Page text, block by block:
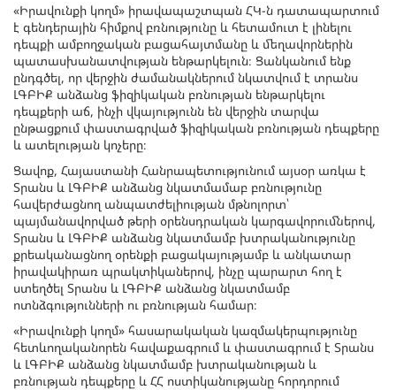
«Իրավունքի կողմ» իրավապաշտպան ՀԿ-ն դատապարտում
է գենդերային հիմքով բռնությունը և հետամուտ է լինելու
դեպքի ամբողջական բացահայտմանը և մեղավորներին
պատասխանատվության ենթարկելուն։ Ցանկանում ենք
ընդգծել, որ վերջին ժամանակներում նկատվում է տրանս
ԼԳԲԻՔ անձանց ֆիզիկական բռնության ենթարկելու
դեպքերի աճ, ինչի վկայությունն են վերջին տարվա
ընթացքում փաստագրված ֆիզիկական բռնության դեպքերը
և ատելության կոչերը։
Ցավոք, Հայաստանի Հանրապետությունում այսօր առկա է
Տրանս և ԼԳԲԻՔ անձանց նկատմամաբ բռնությունը
հավերժացնող անպատժելիության մթնոլորտ՝
պայմանավորված թերի օրենսդրական կարգավորումներով,
Տրանս և ԼԳԲԻՔ անձանց նկատմամբ խտրականությունը
քրեականացնող օրենքի բացակայությամբ և անկատար
իրավակիրառ պրակտիկաներով, ինչը պարարտ հող է
ստեղծել Տրանս և ԼԳԲԻՔ անձանց նկատմամբ
ոտնձգությունների ու բռնության համար։
«Իրավունքի կողմ» հասարակական կազմակերպությունը
հետևողականորեն հավաքագրում և փաստագրում է Տրանս
և ԼԳԲԻՔ անձանց նկատմամբ խտրականության և
բռնության դեպքերը և ՀՀ ոստիկանությանը հորդորում